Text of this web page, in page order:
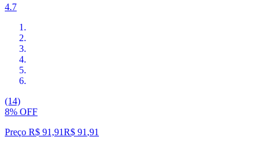
4.7
(14)
8% OFF
Preço R$ 91,91R$ 91 ,91